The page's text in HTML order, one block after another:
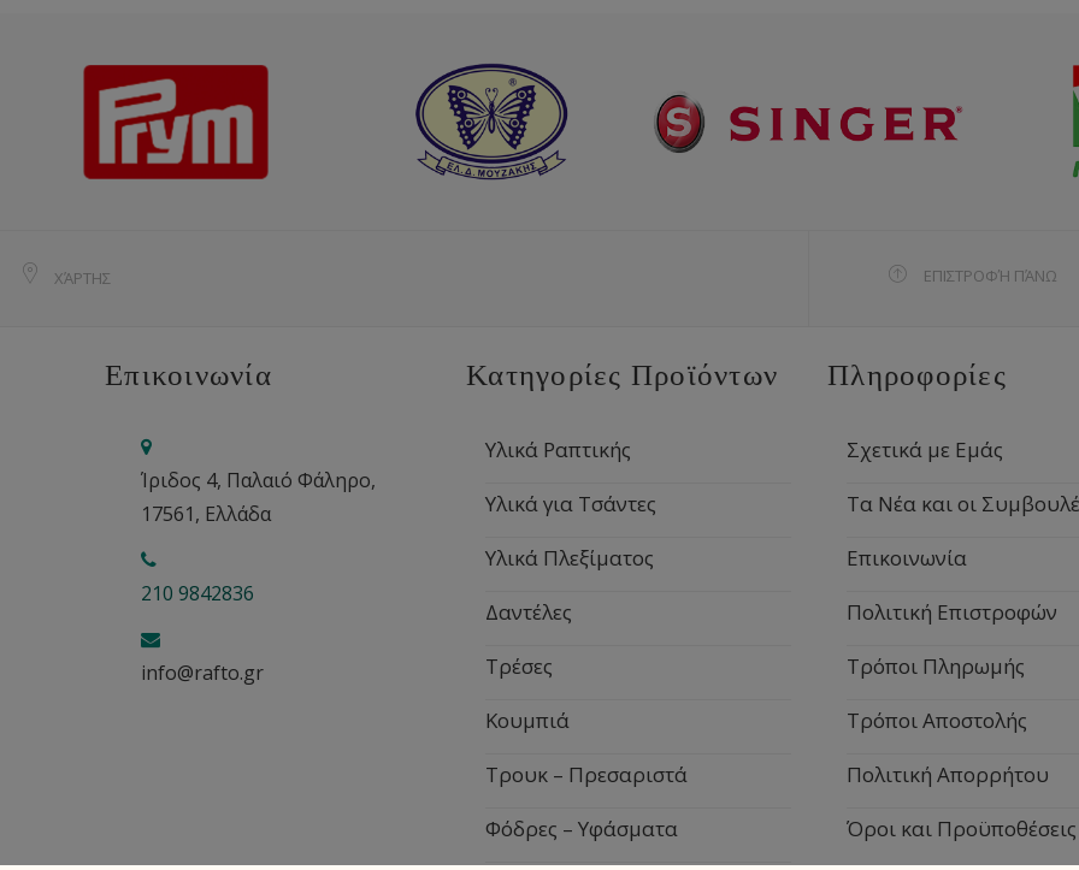
ΧΆΡΤΗΣ ΕΠΙΣΤΡΟΦΉ ΠΆΝΩ
Επικοινωνία
Ίριδος 4, Παλαιό Φάληρο,
17561, Ελλάδα
210 9842836
info@rafto.gr
Κατηγορίες Προϊόντων
Υλικά Ραπτικής
Υλικά για Τσάντες
Υλικά Πλεξίματος
Δαντέλες
Τρέσες
Κουμπιά
Τρουκ – Πρεσαριστά
Φόδρες – Υφάσματα
Πληροφορίες
Σχετικά με Εμάς
Τα Νέα και οι
Επικοινωνία
Πολιτική Επιστροφών
Τρόποι Πληρωμής
Τρόποι Αποστολής
Πολιτική Απορρήτου
Όροι και Προϋποθέσεις